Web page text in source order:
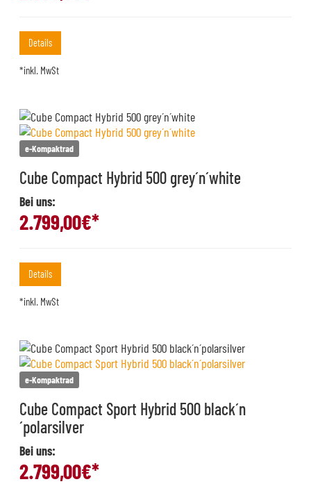
Details
*inkl. MwSt
e-Kompaktrad
Cube Compact Hybrid 500 grey´n´white
Bei uns:
2.799,00€*
Details
*inkl. MwSt
e-Kompaktrad
Cube Compact Sport Hybrid 500 black´n
´polarsilver
Bei uns:
2.799,00€*